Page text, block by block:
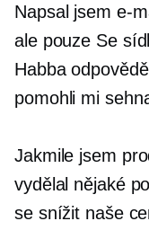
Napsal jsem e-
ale pouze Se
Habba
pomohli mi
Jakmile jsem
vydělal nějaké
se snížit naše